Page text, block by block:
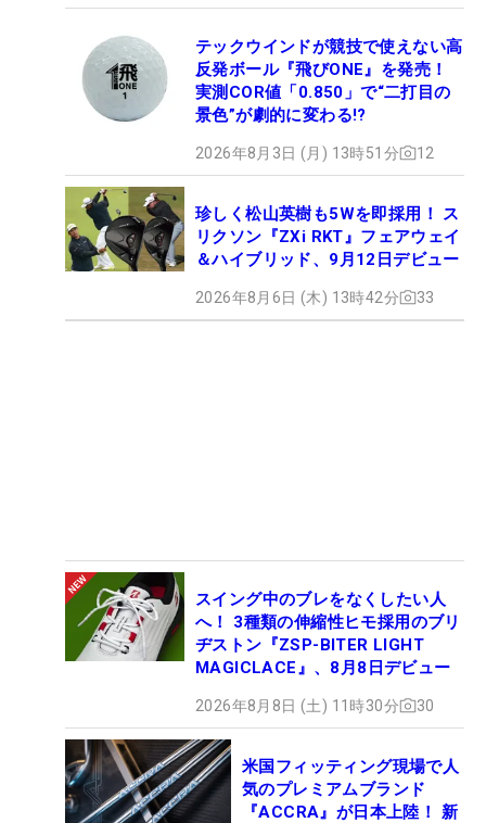
テックウインドが競技で使えない高
反発ボール『飛びONE』を発売！
実測COR値「0.850」で“二打目の
景色”が劇的に変わる!?
2026年8月3日 (月) 13時51分 12
珍しく松山英樹も5Wを即採用！ ス
リクソン『ZXi RKT』フェアウェイ
＆ハイブリッド、9月12日デビュー
2026年8月6日 (木) 13時42分 33
スイング中のブレをなくしたい人
へ！ 3種類の伸縮性ヒモ採用のブリ
ヂストン『ZSP-BITER LIGHT
MAGICLACE』、8月8日デビュー
2026年8月8日 (土) 11時30分 30
米国フィッティング現場で人
気のプレミアムブランド
『ACCRA』が日本上陸！ 新